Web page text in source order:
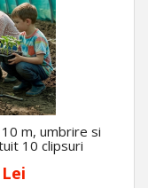
m, umbrire si
10 clipsuri